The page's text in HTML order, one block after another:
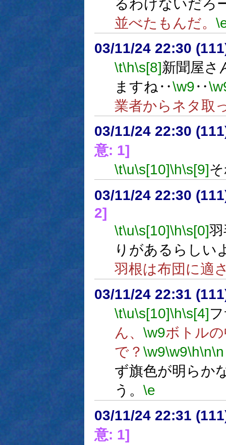
るわけないだろ
並べたもんだ。
03/11/24 22:30
\t\h\s[8]新聞屋さ
ますね‥\w9‥
業者からネタ取
03/11/24 22:30
意: 1]
\t\u\s[10]\h\s[9]
03/11/24 22:30
2]
\t\u\s[10]\h\s[0]
りがあるらしい
羽根は布団に適
03/11/24 22:31
\t\u\s[10]\h\s[4]
ん、 \w9ボトル
で？ \w9\w9\h\n\n
ず旗色が明らか
う。 \e
03/11/24 22:31
意: 1]